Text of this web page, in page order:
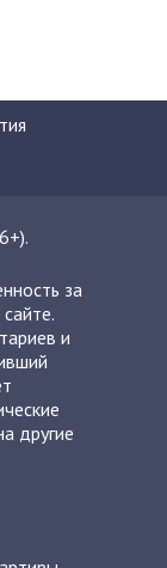
за
и
другие